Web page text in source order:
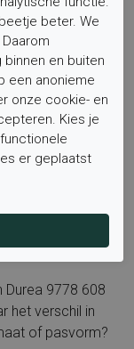
voetbed
steunzolen.
moeiteloos bij
die
dames, extra
veterlaars blauw,
voor
gebruik.
Durea 9778 608
het verschil in
of pasvorm?
beter. We
en buiten
een anonieme
onze cookie- en
Kies je
er geplaatst